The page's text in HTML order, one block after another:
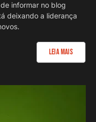
informar no blog
deixando a liderança
Leia Mais